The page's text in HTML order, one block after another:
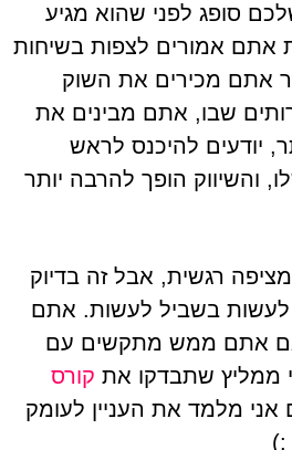
סופג לפני שהוא מגיע
אתם אמורים לצפות בשיחות
אתם מכירים את השוק
שבו, אתם מבינים את
יודעים להיכנס לראש
והשיווק הופך להרבה יותר
רגשית, אבל זה בדיוק
לעשות בשביל לעשות. אתם
אתם ממש מתקשים עם
ממליץ שתבדקו את קורס
מלמד את העניין לעומק
:)